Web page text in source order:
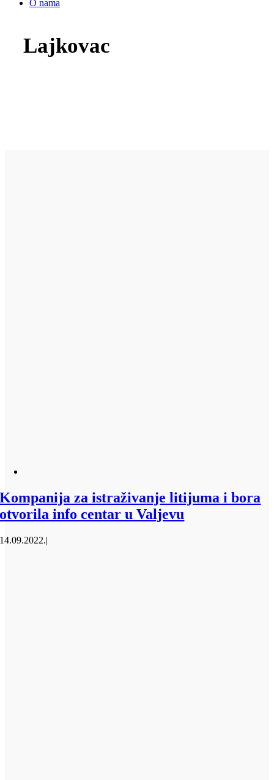
O nama
Lajkovac
Kompanija za istraživanje litijuma i bora
otvorila info centar u Valjevu
14.09.2022.|